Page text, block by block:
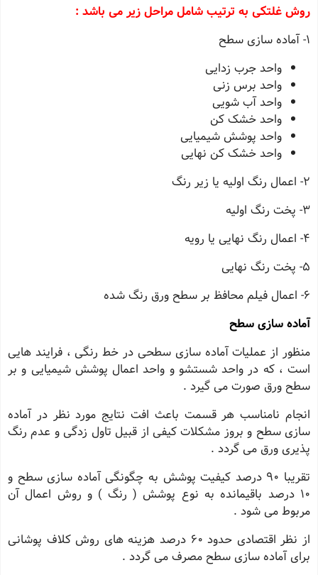
روش غلتکی به ترتیب شامل مراحل زیر می باشد :
1- آماده سازی سطح
واحد جرب زدایی
واحد برس زنی
واحد آب شویی
واحد خشک کن
واحد پوشش شیمیایی
واحد خشک کن نهایی
2- اعمال رنگ اولیه یا زیر رنگ
3- پخت رنگ اولیه
4- اعمال رنگ نهایی یا رویه
5- پخت رنگ نهایی
6- اعمال فیلم محافظ بر سطح ورق رنگ شده
آماده سازی سطح
منظور از عملیات آماده سازی سطحی در خط رنگی ، فرایند هایی
است ، که در واحد شستشو و واحد اعمال پوشش شیمیایی و بر
سطح ورق صورت می گیرد .
انجام نامناسب هر قسمت باعث افت نتایج مورد نظر در آماده
سازی سطح و بروز مشکلات کیفی از قبیل تاول زدگی و عدم رنگ
پذیری ورق می گردد .
تقریبا 90 درصد کیفیت پوشش به چگونگی آماده سازی سطح و
10 درصد باقیمانده به نوع پوشش ( رنگ ) و روش اعمال آن
مربوط می شود .
از نظر اقتصادی حدود 60 درصد هزینه های روش کلاف پوشانی
برای آماده سازی سطح مصرف می گردد .